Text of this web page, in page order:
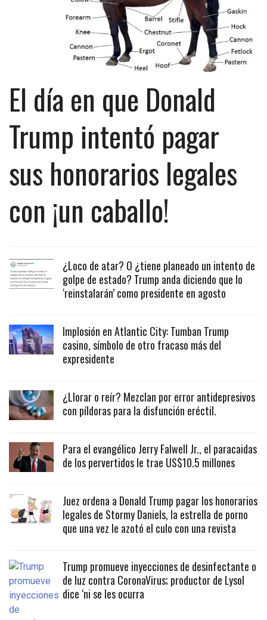
El día en que Donald
Trump intentó pagar
sus honorarios legales
con ¡un caballo!
¿Loco de atar? O ¿tiene planeado un intento de
golpe de estado? Trump anda diciendo que lo
‘reinstalarán’ como presidente en agosto
Implosión en Atlantic City: Tumban Trump
casino, símbolo de otro fracaso más del
expresidente
¿Llorar o reír? Mezclan por error antidepresivos
con píldoras para la disfunción eréctil.
Para el evangélico Jerry Falwell Jr., el paracaidas
de los pervertidos le trae US$10.5 millones
Juez ordena a Donald Trump pagar los honorarios
legales de Stormy Daniels, la estrella de porno
que una vez le azotó el culo con una revista
Trump promueve inyecciones de desinfectante o
de luz contra CoronaVirus; productor de Lysol
dice ‘ni se les ocurra